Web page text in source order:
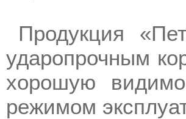
Продукция
ударопрочным
хорошую
режимом